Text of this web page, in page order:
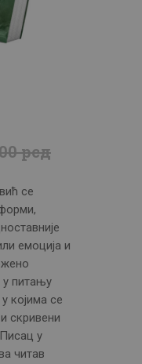
рсд
се
емоција и
у питању
којима се
скривени
у
читав